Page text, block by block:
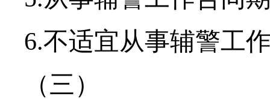
6.不适宜从事辅警工
（三）